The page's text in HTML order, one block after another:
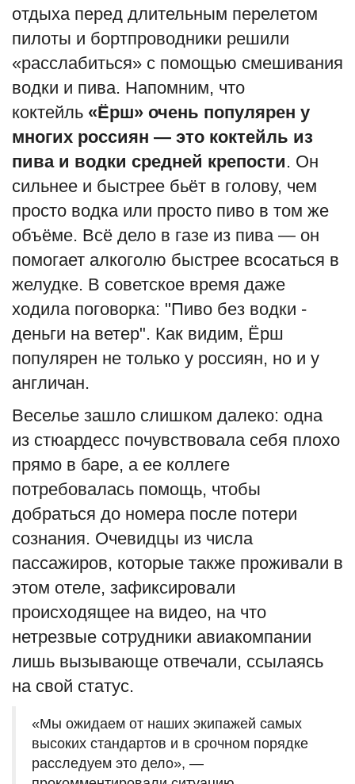
отдыха перед длительным перелетом
пилоты и бортпроводники решили
«расслабиться» с помощью смешивания
водки и пива. Напомним, что
коктейль «Ёрш» очень популярен у
многих россиян — это коктейль из
пива и водки средней крепости. Он
сильнее и быстрее бьёт в голову, чем
просто водка или просто пиво в том же
объёме. Всё дело в газе из пива — он
помогает алкоголю быстрее всосаться в
желудке. В советское время даже
ходила поговорка: "Пиво без водки -
деньги на ветер". Как видим, Ёрш
популярен не только у россиян, но и у
англичан.
Веселье зашло слишком далеко: одна
из стюардесс почувствовала себя плохо
прямо в баре, а ее коллеге
потребовалась помощь, чтобы
добраться до номера после потери
сознания. Очевидцы из числа
пассажиров, которые также проживали в
этом отеле, зафиксировали
происходящее на видео, на что
нетрезвые сотрудники авиакомпании
лишь вызывающе отвечали, ссылаясь
на свой статус.
«Мы ожидаем от наших экипажей самых
высоких стандартов и в срочном порядке
расследуем это дело», —